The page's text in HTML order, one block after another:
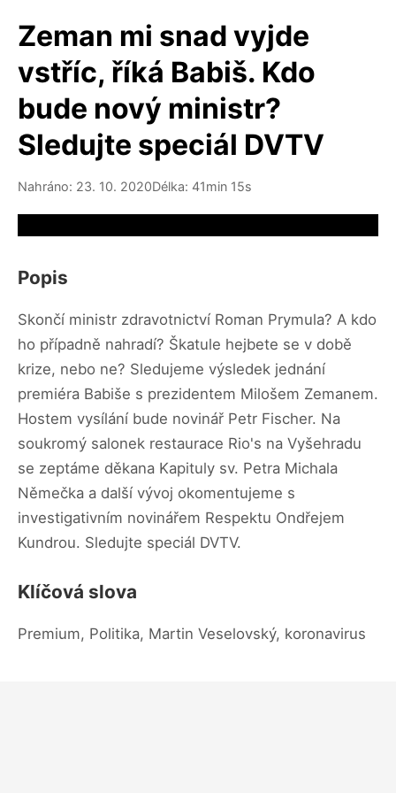
Zeman mi snad vyjde
vstříc, říká Babiš. Kdo
bude nový ministr?
Sledujte speciál DVTV
Nahráno: 23. 10. 2020Délka: 41min 15s
Popis
Skončí ministr zdravotnictví Roman Prymula? A kdo
ho případně nahradí? Škatule hejbete se v době
krize, nebo ne? Sledujeme výsledek jednání
premiéra Babiše s prezidentem Milošem Zemanem.
Hostem vysílání bude novinář Petr Fischer. Na
soukromý salonek restaurace Rio's na Vyšehradu
se zeptáme děkana Kapituly sv. Petra Michala
Němečka a další vývoj okomentujeme s
investigativním novinářem Respektu Ondřejem
Kundrou. Sledujte speciál DVTV.
Klíčová slova
Premium, Politika, Martin Veselovský, koronavirus